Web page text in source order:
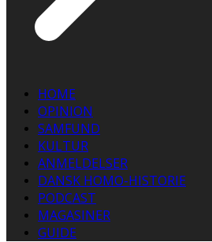
HOME
OPINION
SAMFUND
KULTUR
ANMELDELSER
DANSK HOMO-HISTORIE
PODCAST
MAGASINER
GUIDE